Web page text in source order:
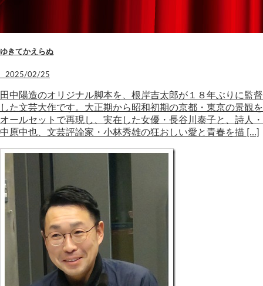
ゆきてかえらぬ
2025/02/25
田中陽造のオリジナル脚本を、根岸吉太郎が１８年ぶりに監督
した文芸大作です。大正期から昭和初期の京都・東京の景観を
オールセットで再現し、実在した女優・長谷川泰子と、詩人・
中原中也、文芸評論家・小林秀雄の狂おしい愛と青春を描 […]